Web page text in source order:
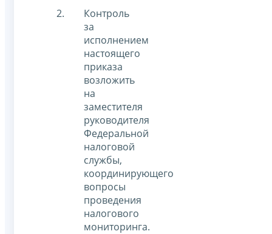
Контроль
за
исполнением
настоящего
приказа
возложить
на
заместителя
руководителя
Федеральной
налоговой
службы,
координирующего
вопросы
проведения
налогового
мониторинга.